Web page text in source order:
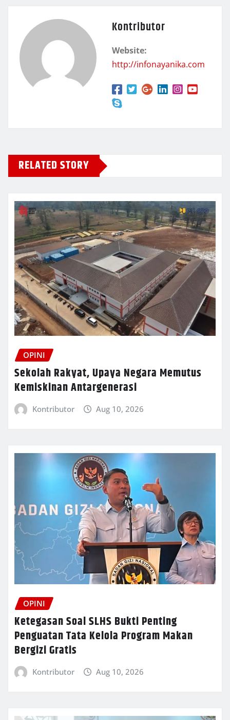
Kontributor
Website:
http://infonayanika.com
RELATED STORY
OPINI
Sekolah Rakyat, Upaya Negara Memutus
Kemiskinan Antargenerasi
Kontributor Aug 10, 2026
OPINI
Ketegasan Soal SLHS Bukti Penting
Penguatan Tata Kelola Program Makan
Bergizi Gratis
Kontributor Aug 10, 2026